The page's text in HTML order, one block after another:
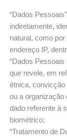
“Dados
indiretamente,
natural, como
endereço IP,
“Dados
que revele, em
étnica, convicção
ou a organização
dado referente à
biométrico;
“Tratamento de